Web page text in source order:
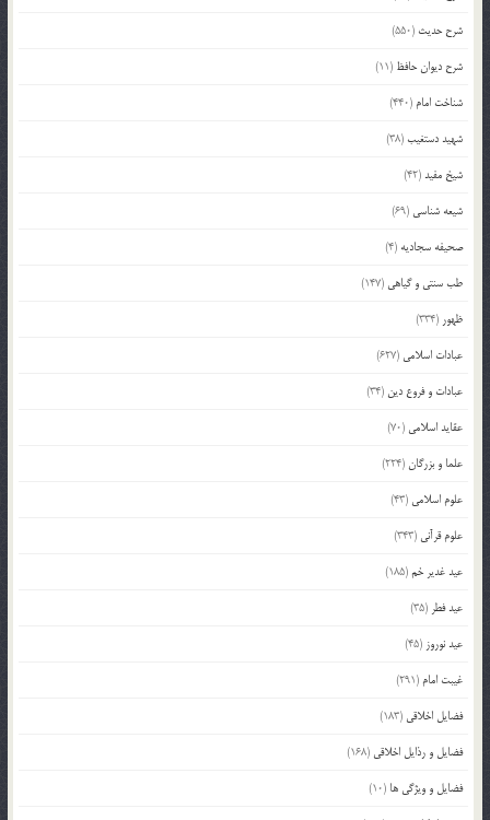
شرح حدیث (550)
شرح دیوان حافظ (11)
شناخت امام (440)
شهید دستغیب(38)
شیخ مفید(42)
شیعه شناسی (69)
صحیفه سجادیه (4)
طب سنتی و گیاهی (147)
ظهور (334)
عبادات اسلامی (627)
عبادات و فروع دین (34)
عقاید اسلامی (70)
علما و بزرگان(224)
علوم اسلامی (43)
علوم قرآنی (343)
عید غدیر خم(185)
عید فطر (35)
عید نوروز (45)
غیبت امام (291)
فضایل اخلاقی (183)
فضایل و رذایل اخلاقی (168)
فضایل و ویژگی ها (10)